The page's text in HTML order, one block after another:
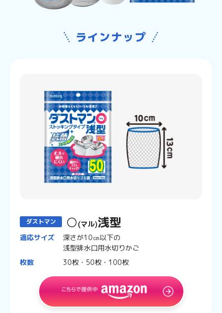
ラインナップ
ダストマン ○(マル)浅型
適応サイズ
深さが10㎝以下の
浅型排水口用水切りかご
枚数
30枚・50枚・100枚